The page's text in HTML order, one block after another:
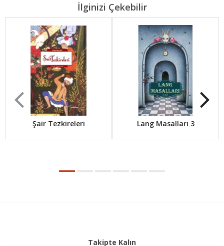
İlginizi Çekebilir
Şair Tezkireleri Lang Masalları 3
Takipte Kalın